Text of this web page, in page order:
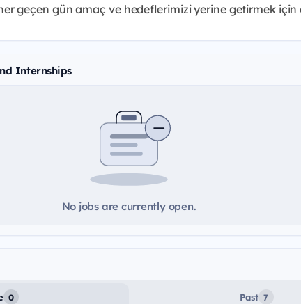
geçen gün amaç ve hedeflerimizi yerine getirmek için
Internships
No jobs are currently open.
0 Past 7